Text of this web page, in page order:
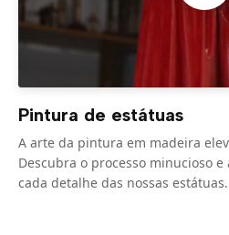
Pintura de estátuas
A arte da pintura em madeira
Descubra o processo minucioso
cada detalhe das nossas